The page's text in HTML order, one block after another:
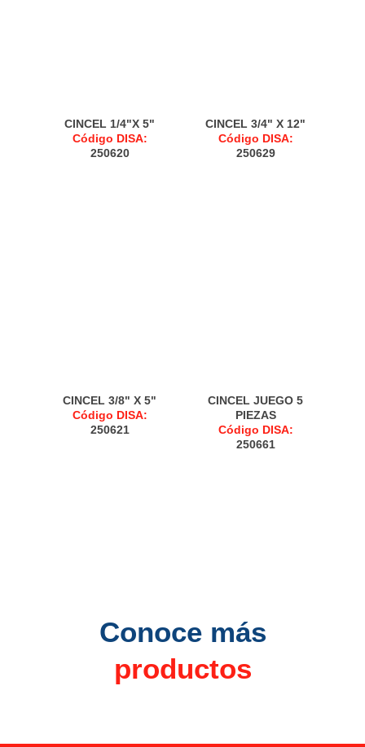
CINCEL 1/4"X 5"
Código DISA:
250620
CINCEL 3/4" X 12"
Código DISA:
250629
CINCEL 3/8" X 5"
Código DISA:
250621
CINCEL JUEGO 5
PIEZAS
Código DISA:
250661
Conoce más
productos